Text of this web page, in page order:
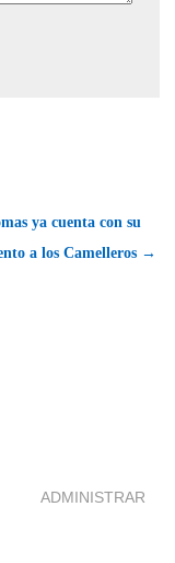
ya cuenta con su
a los Camelleros →
ADMINISTRAR